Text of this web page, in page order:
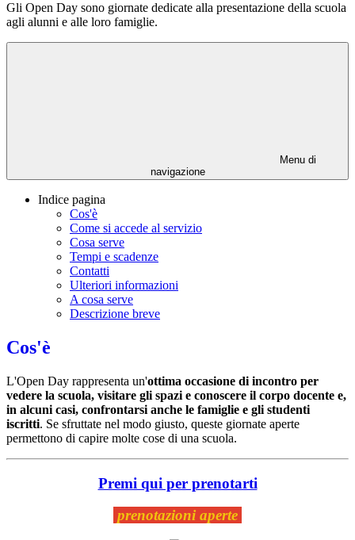
Gli Open Day sono giornate dedicate alla presentazione della scuola
agli alunni e alle loro famiglie.
Menu di
navigazione
Indice pagina
Cos'è
Come si accede al servizio
Cosa serve
Tempi e scadenze
Contatti
Ulteriori informazioni
A cosa serve
Descrizione breve
Cos'è
L'Open Day rappresenta un'ottima occasione di incontro per
vedere la scuola, visitare gli spazi e conoscere il corpo docente e,
in alcuni casi, confrontarsi anche le famiglie e gli studenti
iscritti. Se sfruttate nel modo giusto, queste giornate aperte
permettono di capire molte cose di una scuola.
Premi qui per prenotarti
prenotazioni aperte